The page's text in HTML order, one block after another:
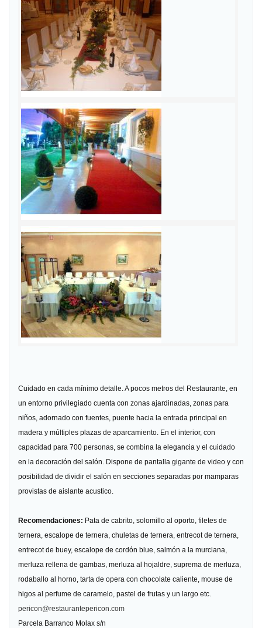
Cuidado en cada mínimo detalle. A pocos metros del Restaurante, en
un entorno privilegiado cuenta con zonas ajardinadas, zonas para
niños, adornado con fuentes, puente hacia la entrada principal en
madera y múltiples plazas de aparcamiento. En el interior, con
capacidad para 700 personas, se combina la elegancia y el cuidado
en la decoración del salón. Dispone de pantalla gigante de video y con
posibilidad de dividir el salón en secciones separadas por mamparas
provistas de aislante acustico.
Recomendaciones: Pata de cabrito, solomillo al oporto, filetes de
ternera, escalope de ternera, chuletas de ternera, entrecot de ternera,
entrecot de buey, escalope de cordón blue, salmón a la murciana,
merluza rellena de gambas, merluza al hojaldre, suprema de merluza,
rodaballo al horno, tarta de opera con chocolate caliente, mouse de
higos al perfume de caramelo, pastel de frutas y un largo etc.
pericon@restaurantepericon.com
Parcela Barranco Molax s/n